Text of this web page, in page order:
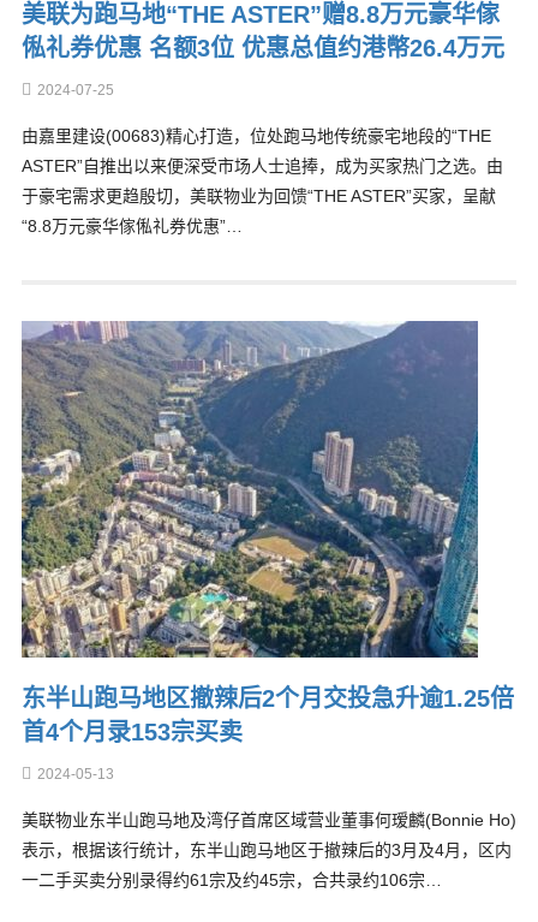
美联为跑马地“THE ASTER”赠8.8万元豪华傢
俬礼券优惠 名额3位 优惠总值约港幤26.4万元
2024-07-25
由嘉里建设(00683)精心打造，位处跑马地传统豪宅地段的“THE
ASTER”自推出以来便深受市场人士追捧，成为买家热门之选。由
于豪宅需求更趋殷切，美联物业为回馈“THE ASTER”买家，呈献
“8.8万元豪华傢俬礼券优惠”…
东半山跑马地区撤辣后2个月交投急升逾1.25倍
首4个月录153宗买卖
2024-05-13
美联物业东半山跑马地及湾仔首席区域营业董事何瑷麟(Bonnie Ho)
表示，根据该行统计，东半山跑马地区于撤辣后的3月及4月，区内
一二手买卖分别录得约61宗及约45宗，合共录约106宗…